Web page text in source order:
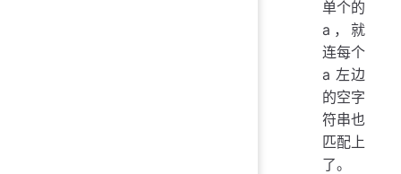
单个的
a，就
连每个
a 左边
的空字
符串也
匹配上
了。